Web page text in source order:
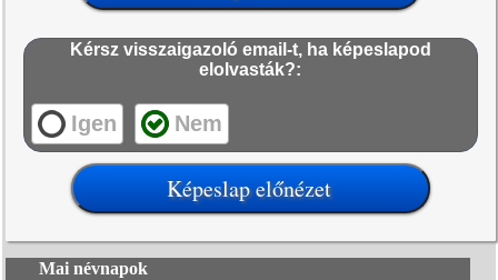
Kérsz visszaigazoló email-t, ha képeslapod
elolvasták?:
Igen Nem
Mai névnapok